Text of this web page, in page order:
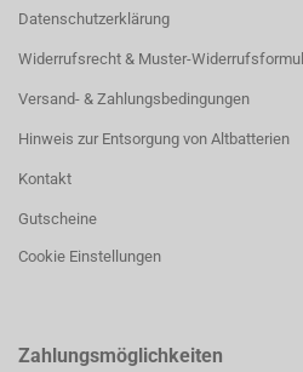
Datenschutzerklärung
Widerrufsrecht & Muster-
Versand- & Zahlungsbedingungen
Hinweis zur Entsorgung von Altbatterien
Kontakt
Gutscheine
Cookie Einstellungen
Zahlungsmöglichkeiten